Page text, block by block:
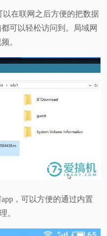
在联网之后方便的把数据
可以轻松访问到。局域网
。
，可以方便的通过内置
。